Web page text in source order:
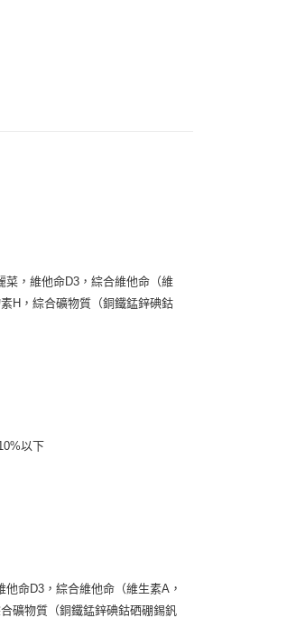
，維他命D3，綜合維他命（維
H，綜合礦物質（銅鐵錳鋅碘鈷
以下
命D3，綜合維他命（維生素A，
礦物質（銅鐵錳鋅碘鈷硒硼錫釩